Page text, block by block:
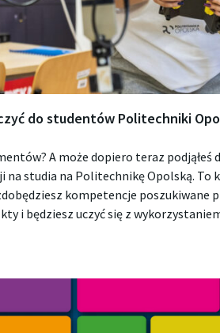
do studentów Politechniki
A może dopiero teraz
na studia na Politechnikę Opolską. To
kompetencje poszukiwane
i będziesz uczyć się z